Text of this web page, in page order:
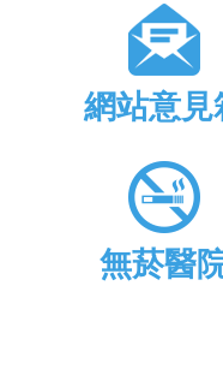
網站意見
無菸醫